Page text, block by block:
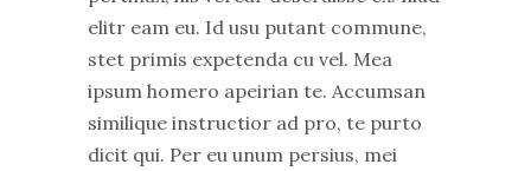
elitr eam eu. Id usu putant commune,
stet primis expetenda cu vel. Mea
ipsum homero apeirian te. Accumsan
similique instructior ad pro, te purto
dicit qui. Per eu unum persius, mei